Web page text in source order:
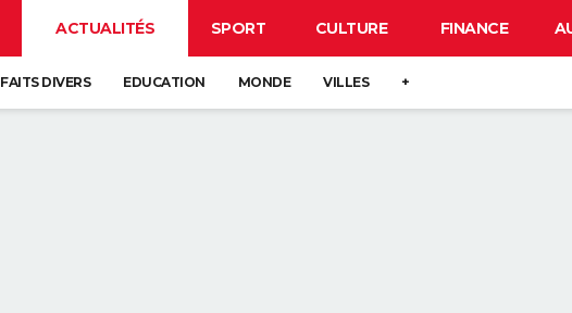
ACTUALITÉS SPORT CULTURE FINANCE
FAITS DIVERS EDUCATION MONDE VILLES +